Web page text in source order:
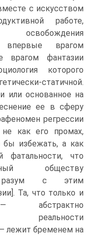
с искусством
работе,
впервые врагом
врагом фантазии
которого
статичной.
или основанное на
ее в сферу
регрессии
не как его промах,
избе­жать, а как
что
обществу
разум с этим
Та, что только и
абстрактно
ре­альности
лежит бременем на